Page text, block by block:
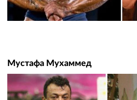
Мустафа Мухаммед